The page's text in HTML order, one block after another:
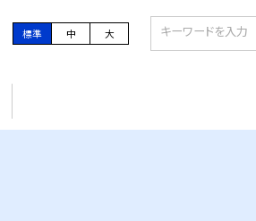
標準 中 大